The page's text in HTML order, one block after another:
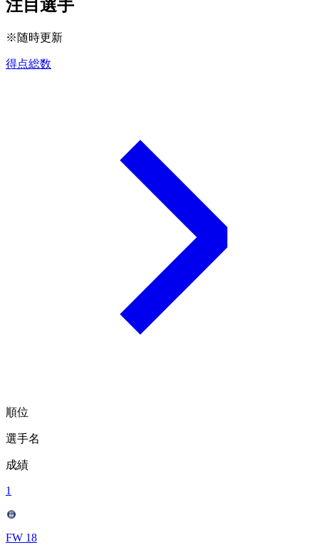
注目選手
※随時更新
得点総数
順位
選手名
成績
1
FW 18